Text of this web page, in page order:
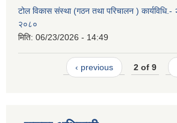
टोल विकास संस्था (गठन तथा परिचालन )
२०८०
मिति: 06/23/2026 - 14:49
‹ previous 2 of 9